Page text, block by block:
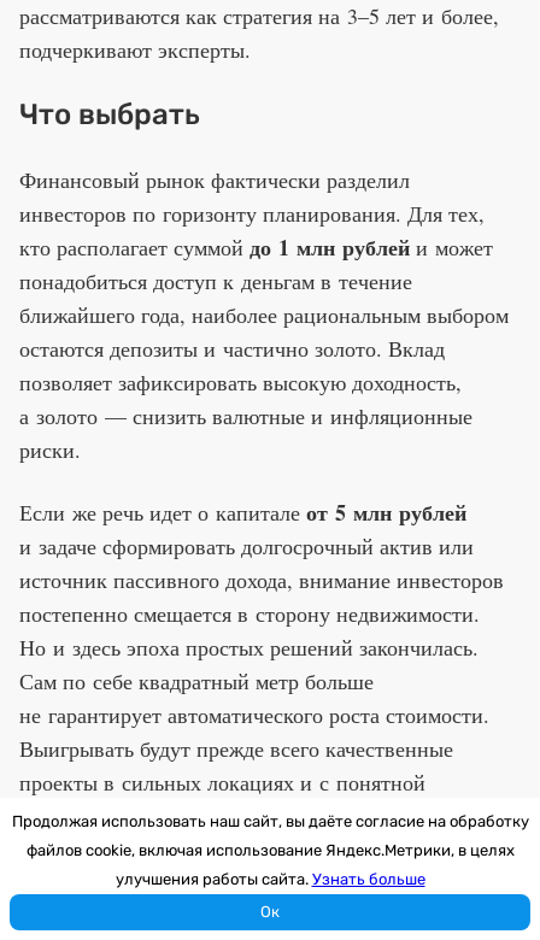
рассматриваются как стратегия на 3–5 лет и более,
подчеркивают эксперты.
Что выбрать
Финансовый рынок фактически разделил
инвесторов по горизонту планирования. Для тех,
кто располагает суммой до 1 млн рублей и может
понадобиться доступ к деньгам в течение
ближайшего года, наиболее рациональным выбором
остаются депозиты и частично золото. Вклад
позволяет зафиксировать высокую доходность,
а золото — снизить валютные и инфляционные
риски.
Если же речь идет о капитале от 5 млн рублей
и задаче сформировать долгосрочный актив или
источник пассивного дохода, внимание инвесторов
постепенно смещается в сторону недвижимости.
Но и здесь эпоха простых решений закончилась.
Сам по себе квадратный метр больше
не гарантирует автоматического роста стоимости.
Выигрывать будут прежде всего качественные
проекты в сильных локациях и с понятной
концепцией.
Универсального ответа на вопрос, куда вложить
деньги, сегодня не существует. Однако сама логика
Продолжая использовать наш сайт, вы даёте согласие на обработку
файлов cookie, включая использование Яндекс.Метрики, в целях
улучшения работы сайта. Узнать больше
Ок